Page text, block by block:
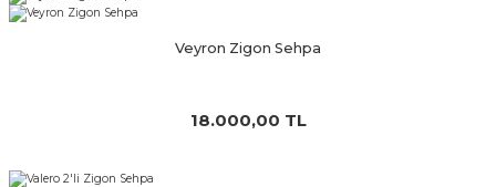
Veyron Zigon Sehpa
18.000,00 TL